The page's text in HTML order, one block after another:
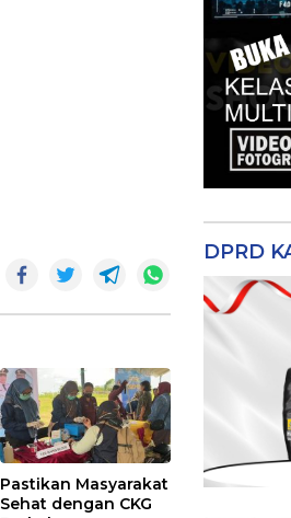
Pastikan Masyarakat
Sehat dengan CKG
DPRD